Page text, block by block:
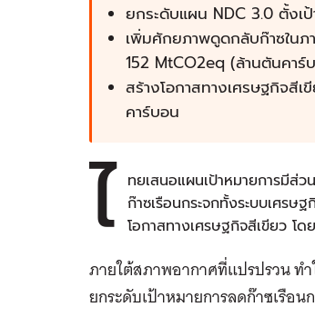
ยกระดับแผน NDC 3.0 ตั้งเ
เพิ่มศักยภาพดูดกลับก๊าซในภ
152 MtCO2eq (ล้านตันคาร์
สร้างโอกาสทางเศรษฐกิจสีเ
คาร์บอน
ไ ทยเสนอแผนเป้าหมายการมีส่
ก๊าซเรือนกระจกทั้งระบบเศร
โอกาสทางเศรษฐกิจสีเขียว
ภายใต้สภาพอากาศที่แปรปรวน ทำ
ยกระดับเป้าหมายการลดก๊าซเรือน